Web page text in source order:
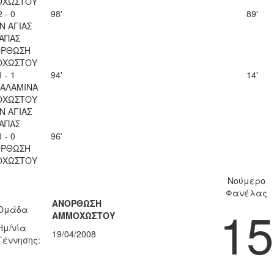
- 0
ΑΓΙΑΣ
98' 89'
- 1
94' 14'
ΑΓΙΑΣ
- 0
96'
ΑΝΟΡΘΩΣΗ
ΑΜΜΟΧΩΣΤΟΥ
νία
19/04/2008
Νούμερο
Φανέλας
15